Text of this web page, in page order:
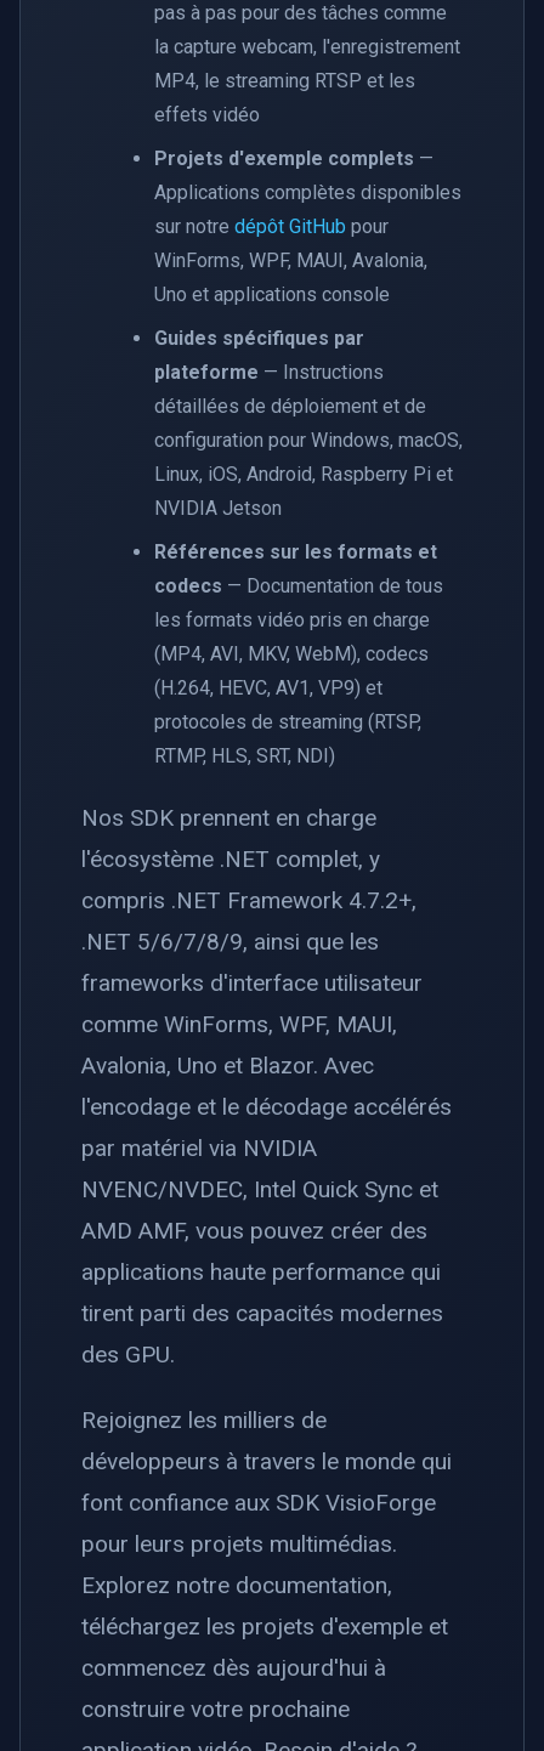
pas à pas pour des tâches comme
la capture webcam, l'enregistrement
MP4, le streaming RTSP et les
effets vidéo
Projets d'exemple complets —
Applications complètes disponibles
sur notre dépôt GitHub pour
WinForms, WPF, MAUI, Avalonia,
Uno et applications console
Guides spécifiques par
plateforme — Instructions
détaillées de déploiement et de
configuration pour Windows, macOS,
Linux, iOS, Android, Raspberry Pi et
NVIDIA Jetson
Références sur les formats et
codecs — Documentation de tous
les formats vidéo pris en charge
(MP4, AVI, MKV, WebM), codecs
(H.264, HEVC, AV1, VP9) et
protocoles de streaming (RTSP,
RTMP, HLS, SRT, NDI)
Nos SDK prennent en charge
l'écosystème .NET complet, y
compris .NET Framework 4.7.2+,
.NET 5/6/7/8/9, ainsi que les
frameworks d'interface utilisateur
comme WinForms, WPF, MAUI,
Avalonia, Uno et Blazor. Avec
l'encodage et le décodage accélérés
par matériel via NVIDIA
NVENC/NVDEC, Intel Quick Sync et
AMD AMF, vous pouvez créer des
applications haute performance qui
tirent parti des capacités modernes
des GPU.
Rejoignez les milliers de
développeurs à travers le monde qui
font confiance aux SDK VisioForge
pour leurs projets multimédias.
Explorez notre documentation,
téléchargez les projets d'exemple et
commencez dès aujourd'hui à
construire votre prochaine